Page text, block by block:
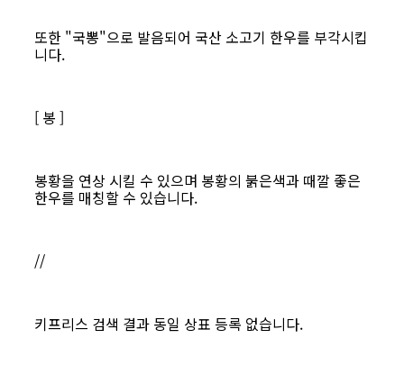
또한 "국뽕"으로 발음되어 국산 소고기 한우를 부각시킵
니다.
[ 봉 ]
봉황을 연상 시킬 수 있으며 봉황의 붉은색과 때깔 좋은
한우를 매칭할 수 있습니다.
//
키프리스 검색 결과 동일 상표 등록 없습니다.